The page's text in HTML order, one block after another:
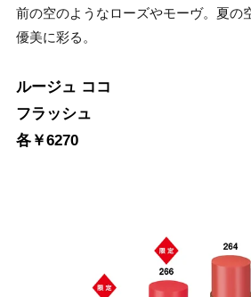
前の空のようなローズやモーヴ。夏の
優美に彩る。
ルージュ ココ
フラッシュ
各￥6270